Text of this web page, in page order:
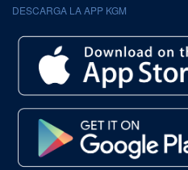
DESCARGA LA APP KGM